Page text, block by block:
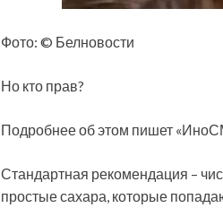
Фото: © Белновости
Но кто прав?
Подробнее об этом пишет
Стандартная рекомендация –
простые сахара, которые